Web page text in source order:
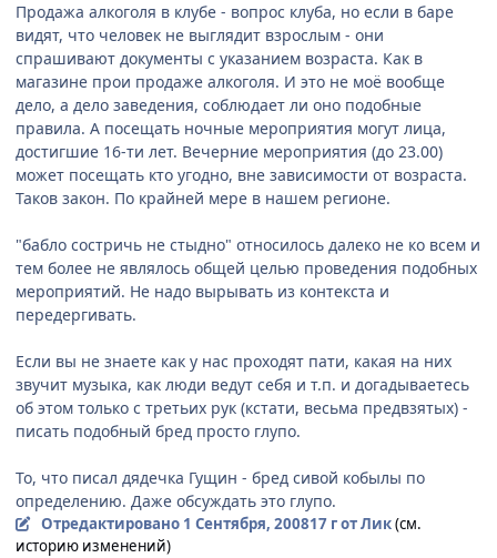
Продажа алкоголя в клубе - вопрос клуба, но если в баре
видят, что человек не выглядит взрослым - они
спрашивают документы с указанием возраста. Как в
магазине прои продаже алкоголя. И это не моё вообще
дело, а дело заведения, соблюдает ли оно подобные
правила. А посещать ночные мероприятия могут лица,
достигшие 16-ти лет. Вечерние мероприятия (до 23.00)
может посещать кто угодно, вне зависимости от возраста.
Таков закон. По крайней мере в нашем регионе.
"бабло состричь не стыдно" относилось далеко не ко всем и
тем более не являлось общей целью проведения подобных
мероприятий. Не надо вырывать из контекста и
передергивать.
Если вы не знаете как у нас проходят пати, какая на них
звучит музыка, как люди ведут себя и т.п. и догадываетесь
об этом только с третьих рук (кстати, весьма предвзятых) -
писать подобный бред просто глупо.
То, что писал дядечка Гущин - бред сивой кобылы по
определению. Даже обсуждать это глупо.
Отредактировано 1 Сентября, 200817 гот Лик(см.
историю изменений)